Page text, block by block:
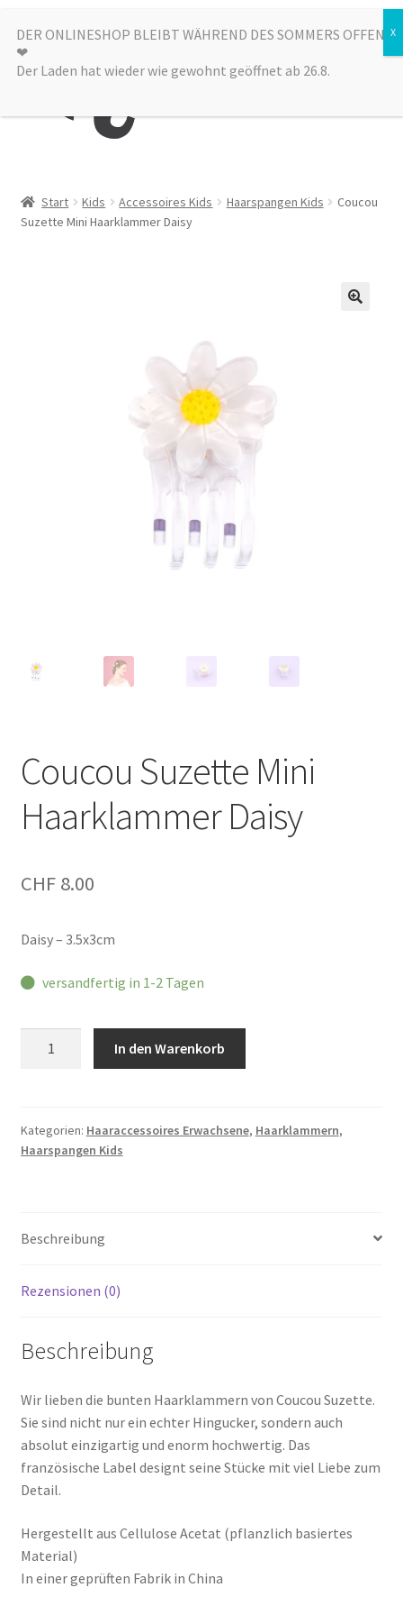
Zur
Navigation
springen
Zum
Inhalt
springen
Menü
Alle Produkte
Start Kids Accessoires Kids Haarspangen Kids
Coucou
Suzette Mini Haarklammer Daisy
Coucou Suzette Mini
Haarklammer Daisy
CHF8.00
Daisy – 3.5x3cm
versandfertig in 1-2 Tagen
Daisy
Menge
In den Warenkorb
Kategorien: Haaraccessoires Erwachsene, Haarklammern,
Haarspangen Kids
Beschreibung
Rezensionen (0)
Beschreibung
Wir lieben die bunten Haarklammern von Coucou Suzette.
Sie sind nicht nur ein echter Hingucker, sondern auch
absolut einzigartig und enorm hochwertig. Das
französische Label designt seine Stücke mit viel Liebe zum
Detail.
Hergestellt aus Cellulose Acetat (pflanzlich basiertes
Material)
In einer geprüften Fabrik in China
DER ONLINESHOP BLEIBT WÄHREND DES SOMMERS OFFEN
❤︎
Der Laden hat wieder wie gewohnt geöffnet ab 26.8.